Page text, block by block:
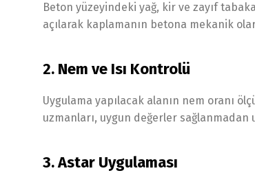
Beton yüzeyindeki yağ, kir ve zayıf
açılarak kaplamanın betona mekanik
2. Nem ve Isı Kontrolü
Uygulama yapılacak alanın nem oranı
uzmanları, uygun değerler sağlanmadan
3. Astar Uygulaması